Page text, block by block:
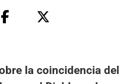
la coincidencia del